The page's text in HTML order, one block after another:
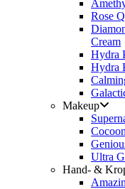
Rose
Cream
Hydra
Hydra
Makeup
Ultra
Hand- &